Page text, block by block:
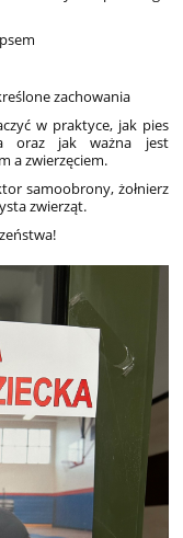
zachowania
w praktyce, jak pies
oraz jak ważna jest
a zwierzęciem.
samoobrony, żołnierz
zwierząt.